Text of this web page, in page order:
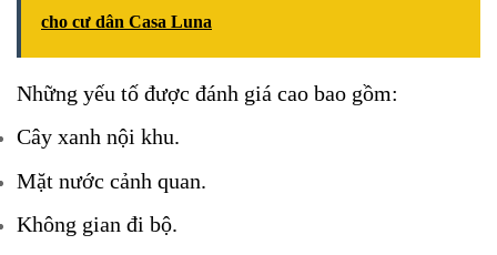
cho cư dân Casa Luna
Những yếu tố được đánh giá cao bao gồm:
Cây xanh nội khu.
Mặt nước cảnh quan.
Không gian đi bộ.